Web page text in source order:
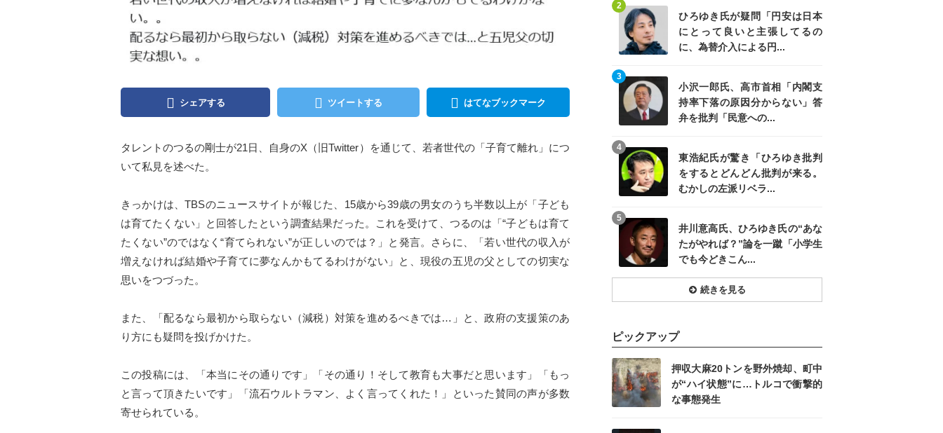
シェアする ツイートする はてなブックマーク
タレントのつるの剛士が21日、自身のX（旧Twitter）を通じて、若者世代の「子育て離れ」につ
いて私見を述べた。
きっかけは、TBSのニュースサイトが報じた、15歳から39歳の男女のうち半数以上が「子ども
は育てたくない」と回答したという調査結果だった。これを受けて、つるのは「“子どもは育て
たくない”のではなく“育てられない”が正しいのでは？」と発言。さらに、「若い世代の収入が
増えなければ結婚や子育てに夢なんかもてるわけがない」と、現役の五児の父としての切実な
思いをつづった。
また、「配るなら最初から取らない（減税）対策を進めるべきでは…」と、政府の支援策のあ
り方にも疑問を投げかけた。
この投稿には、「本当にその通りです」「その通り！そして教育も大事だと思います」「もっ
と言って頂きたいです」「流石ウルトラマン、よく言ってくれた！」といった賛同の声が多数
寄せられている。
ひろゆき氏が疑問「円安は日本
にとって良いと主張してるの
に、為替介入による円...
2
小沢一郎氏、高市首相「内閣支
持率下落の原因分からない」答
弁を批判「民意への...
3
東浩紀氏が驚き「ひろゆき批判
をするとどんどん批判が来る。
むかしの左派リベラ...
4
記事を読む
井川意高氏、ひろゆき氏の“あな
たがやれば？”論を一蹴「小学生
でも今どきこん...
5
記事を読む
続きを見る
ピックアップ
押収大麻20トンを野外焼却、町中
が“ハイ状態”に…トルコで衝撃的
な事態発生